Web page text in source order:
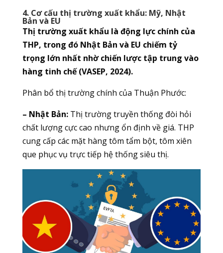
4. Cơ cấu thị trường xuất khẩu: Mỹ, Nhật
Bản và EU
Thị trường xuất khẩu là động lực chính của
THP, trong đó Nhật Bản và EU chiếm tỷ
trọng lớn nhất nhờ chiến lược tập trung vào
hàng tinh chế (VASEP, 2024).
Phân bổ thị trường chính của Thuận Phước:
– Nhật Bản:Thị trường truyền thống đòi hỏi
chất lượng cực cao nhưng ổn định về giá. THP
cung cấp các mặt hàng tôm tẩm bột, tôm xiên
que phục vụ trực tiếp hệ thống siêu thị.